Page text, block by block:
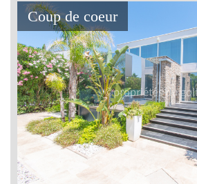
Coup de coeur